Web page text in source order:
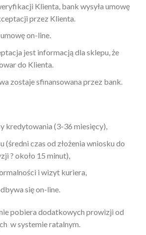
Klienta, bank wysyła umowę
przez Klienta.
on-line.
jest informacją dla sklepu, że
do Klienta.
zostaje sfinansowana przez bank.
kredytowania (3-36 miesięcy),
(średni czas od złożenia wniosku do
? około 15 minut),
i wizyt kuriera,
się on-line.
pobiera dodatkowych prowizji od
w systemie ratalnym.